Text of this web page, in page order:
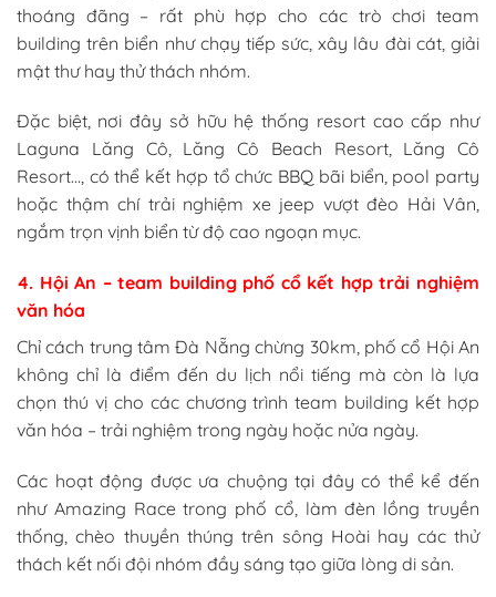
thoáng đãng – rất phù hợp cho các trò chơi team
building trên biển như chạy tiếp sức, xây lâu đài cát, giải
mật thư hay thử thách nhóm.
Đặc biệt, nơi đây sở hữu hệ thống resort cao cấp như
Laguna Lăng Cô, Lăng Cô Beach Resort, Lăng Cô
Resort…, có thể kết hợp tổ chức BBQ bãi biển, pool party
hoặc thậm chí trải nghiệm xe jeep vượt đèo Hải Vân,
ngắm trọn vịnh biển từ độ cao ngoạn mục.
4. Hội An – team building phố cổ kết hợp trải nghiệm
văn hóa
Chỉ cách trung tâm Đà Nẵng chừng 30km, phố cổ Hội An
không chỉ là điểm đến du lịch nổi tiếng mà còn là lựa
chọn thú vị cho các chương trình team building kết hợp
văn hóa – trải nghiệm trong ngày hoặc nửa ngày.
Các hoạt động được ưa chuộng tại đây có thể kể đến
như Amazing Race trong phố cổ, làm đèn lồng truyền
thống, chèo thuyền thúng trên sông Hoài hay các thử
thách kết nối đội nhóm đầy sáng tạo giữa lòng di sản.